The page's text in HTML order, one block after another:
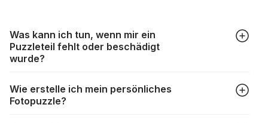
Was kann ich tun, wenn mir ein
Puzzleteil fehlt oder beschädigt
wurde?
aber trotzdem kann es vorkommen, dass Teile beschädigt
werden oder verloren gehen. Mit solchen Fällen gehen
Wie erstelle ich mein persönliches
Fotopuzzle?